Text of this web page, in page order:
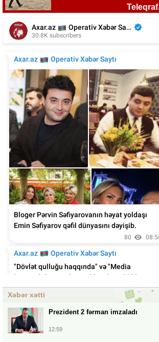
İtaliyada oğluna 3 gün toy etdi, 6 milyon
Xəbər xətti
Prezident 2 fərman imzaladı
12:59